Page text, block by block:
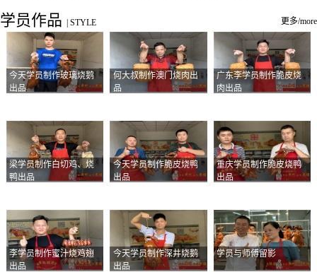
学员作品 STYLE 更多/more
今天学员制作玻璃烧鹅
出品
何大叔制作澳门烧肉出
品
广东李学员制作脆皮烧
肉出品
梁学员制作白切鸡、烧
鸭出品
今天学员制作脆皮烧鸭
出品
重庆学员制作脆皮烧鸭
出品
李学员制作蜜汁烧鸡翅
出品
今天学员制作深井烧鹅
出品
学员与师傅留影